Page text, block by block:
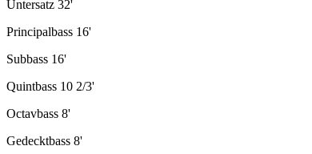
Untersatz 32'
Principalbass 16'
Subbass 16'
Quintbass 10 2/3'
Octavbass 8'
Gedecktbass 8'